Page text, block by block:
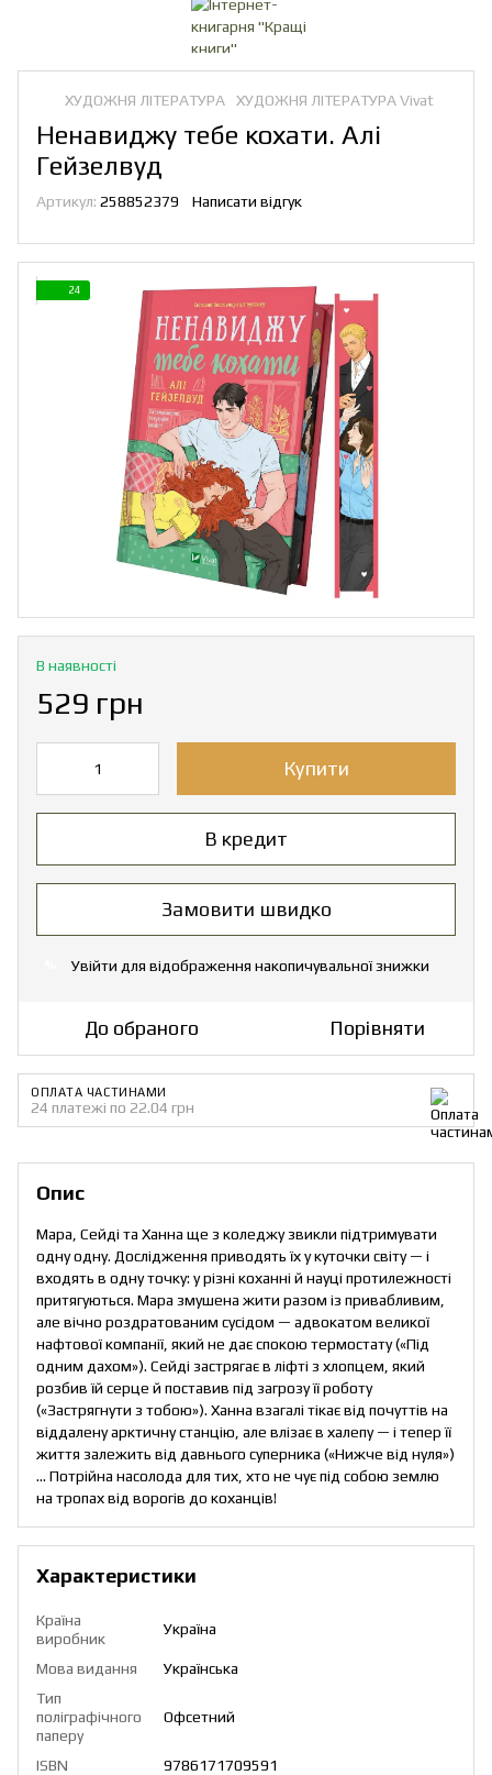
ХУДОЖНЯ ЛІТЕРАТУРА ХУДОЖНЯ ЛІТЕРАТУРА Vivat
Ненавиджу тебе кохати. Алі
Гейзелвуд
Артикул: 258852379 Написати відгук
24
В наявності
529 грн
Купити
В кредит
Замовити швидко
Увійти для відображення накопичувальної знижки
До обраного Порівняти
ОПЛАТА ЧАСТИНАМИ
24 платежі по 22.04 грн
Опис
Мара, Сейді та Ханна ще з коледжу звикли підтримувати
одну одну. Дослідження приводять їх у куточки світу — і
входять в одну точку: у різні коханні й науці протилежності
притягуються. Мара змушена жити разом із привабливим,
але вічно роздратованим сусідом — адвокатом великої
нафтової компанії, який не дає спокою термостату («Під
одним дахом»). Сейді застрягає в ліфті з хлопцем, який
розбив їй серце й поставив під загрозу її роботу
(«Застрягнути з тобою»). Ханна взагалі тікає від почуттів на
віддалену арктичну станцію, але влізає в халепу — і тепер її
життя залежить від давнього суперника («Нижче від нуля»)
… Потрійна насолода для тих, хто не чує під собою землю
на тропах від ворогів до коханців!
Характеристики
Країна
виробник
Україна
Мова видання
Українська
Тип
поліграфічного
паперу
Офсетний
ISBN
9786171709591